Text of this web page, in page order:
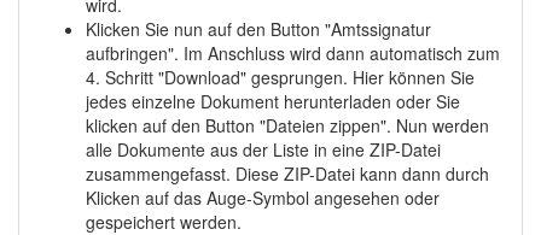
Klicken Sie nun auf den Button "Amtssignatur
aufbringen". Im Anschluss wird dann automatisch zum
4. Schritt "Download" gesprungen. Hier können Sie
jedes einzelne Dokument herunterladen oder Sie
klicken auf den Button "Dateien zippen". Nun werden
alle Dokumente aus der Liste in eine ZIP-Datei
zusammengefasst. Diese ZIP-Datei kann dann durch
Klicken auf das Auge-Symbol angesehen oder
gespeichert werden.